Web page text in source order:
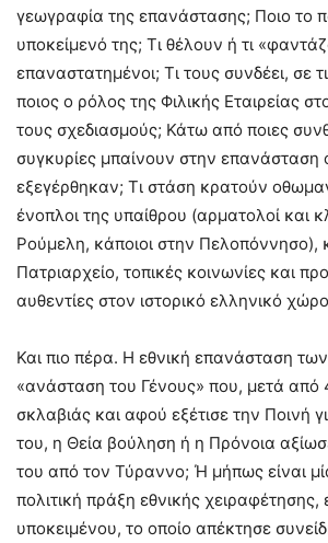
γεωγραφία της επανάστασης; Ποιο το
υποκείμενό της; Τι θέλουν ή τι
επαναστατημένοι; Τι τους συνδέει, σε
ποιος ο ρόλος της Φιλικής Εταιρείας
τους σχεδιασμούς; Κάτω από ποιες
συγκυρίες μπαίνουν στην επανάσταση
εξεγέρθηκαν; Τι στάση κρατούν
ένοπλοι της υπαίθρου (αρματολοί και
Ρούμελη, κάποιοι στην Πελοπόννησο),
Πατριαρχείο, τοπικές κοινωνίες και
αυθεντίες στον ιστορικό ελληνικό
Και πιο πέρα. Η εθνική επανάσταση
«ανάσταση του Γένους» που, μετά από
σκλαβιάς και αφού εξέτισε την Ποινή
του, η Θεία βούληση ή η Πρόνοια
του από τον Τύραννο; Ή μήπως είναι
πολιτική πράξη εθνικής χειραφέτησης,
υποκειμένου, το οποίο απέκτησε